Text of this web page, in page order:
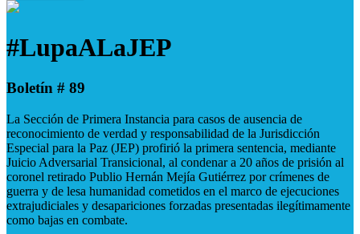
#LupaALaJEP
Boletín # 89
La Sección de Primera Instancia para casos de ausencia de
reconocimiento de verdad y responsabilidad de la Jurisdicción
Especial para la Paz (JEP) profirió la primera sentencia, mediante
Juicio Adversarial Transicional, al condenar a 20 años de prisión al
coronel retirado Publio Hernán Mejía Gutiérrez por crímenes de
guerra y de lesa humanidad cometidos en el marco de ejecuciones
extrajudiciales y desapariciones forzadas presentadas ilegítimamente
como bajas en combate.